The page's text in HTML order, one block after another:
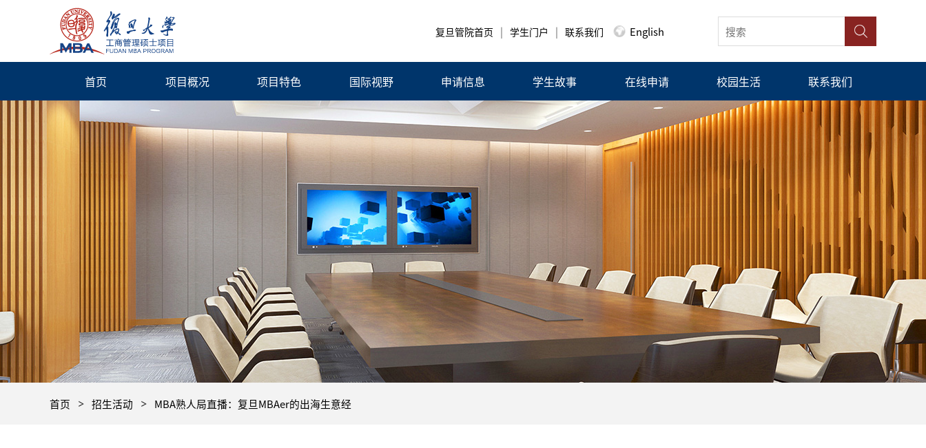
复旦管院首页 | 学生门户 | 联系我们 English
首页 项目概况 项目特色 国际视野 申请信息 学生故事 在线申请 校园生活 联系我们
首页 招生活动 MBA熟人局直播：复旦MBAer的出海生意经